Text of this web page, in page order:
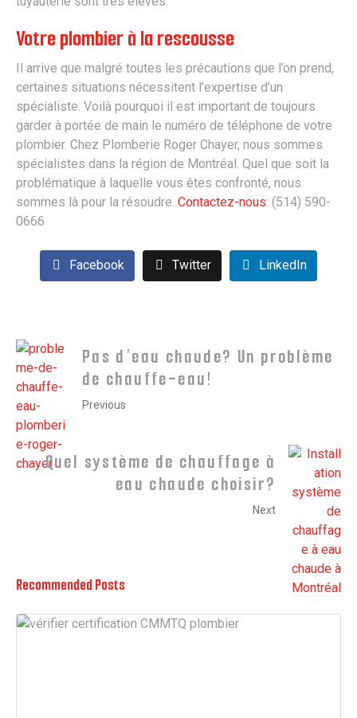
Votre plombier à la rescousse
Il arrive que malgré toutes les précautions que l’on prend,
certaines situations nécessitent l’expertise d’un
spécialiste. Voilà pourquoi il est important de toujours
garder à portée de main le numéro de téléphone de votre
plombier. Chez Plomberie Roger Chayer, nous sommes
spécialistes dans la région de Montréal. Quel que soit la
problématique à laquelle vous êtes confronté, nous
sommes là pour la résoudre. Contactez-nous: (514) 590-
0666
Facebook Twitter LinkedIn
Pas d’eau chaude? Un problème
de chauffe-eau!
Previous
Quel système de chauffage à
eau chaude choisir?
Next
Recommended Posts